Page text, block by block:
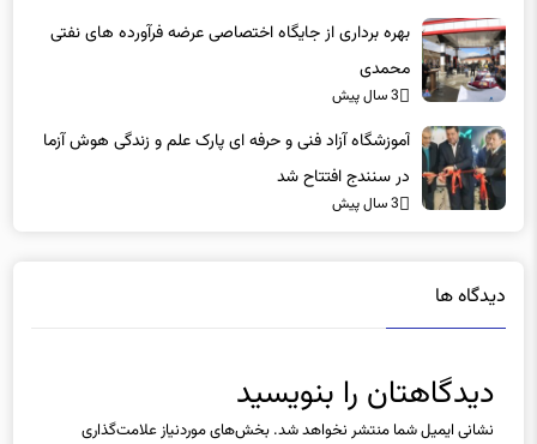
بهره برداری از جایگاه اختصاصی عرضه فرآورده های نفتی
محمدی
3 سال پیش
آموزشگاه آزاد فنی و حرفه ای پارک علم و زندگی هوش آزما
در سنندج افتتاح شد
3 سال پیش
دیدگاه ها
دیدگاهتان را بنویسید
نشانی ایمیل شما منتشر نخواهد شد. بخش‌های موردنیاز علامت‌گذاری